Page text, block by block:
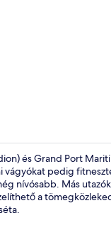
és Grand Port
vágyókat pedig
nívósabb. Más
a